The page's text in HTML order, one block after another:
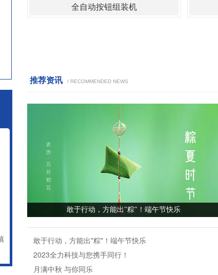
全自动按钮组装机
推荐资讯 / RECOMMENDED NEWS
敢于行动，方能出"粽"！端午节快乐
敢于行动，方能出"粽"！端午节快乐
2023全力科技与您携手同行！
月满中秋 与你同乐